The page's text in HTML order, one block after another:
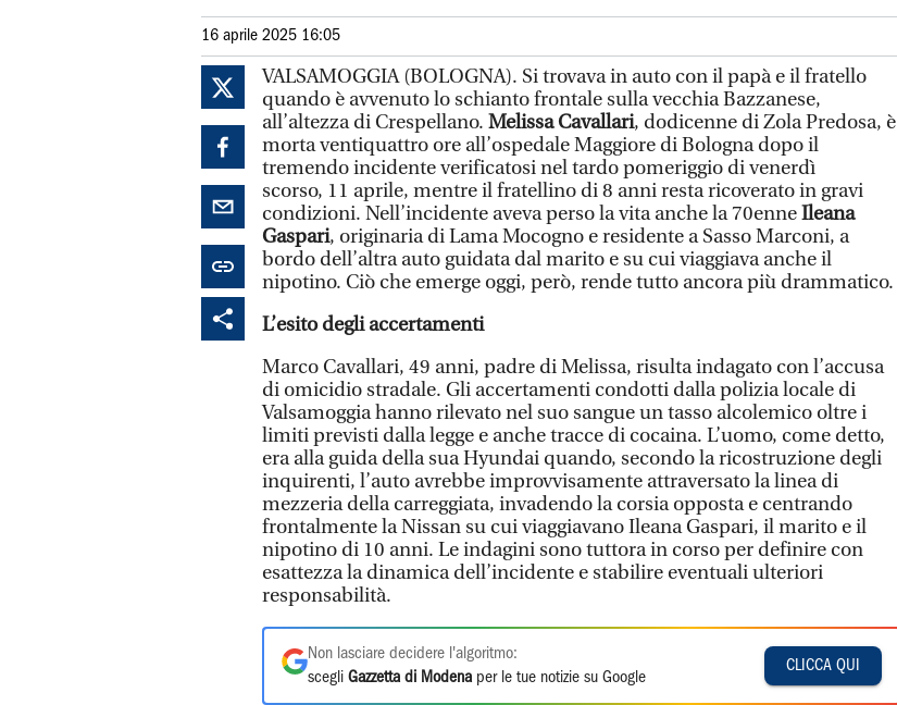
16 aprile 2025 16:05
VALSAMOGGIA (BOLOGNA). Si trovava in auto con il papà e il fratello
quando è avvenuto lo schianto frontale sulla vecchia Bazzanese,
all’altezza di Crespellano. Melissa Cavallari, dodicenne di Zola Predosa, è
morta ventiquattro ore all’ospedale Maggiore di Bologna dopo il
tremendo incidente verificatosi nel tardo pomeriggio di venerdì
scorso, 11 aprile, mentre il fratellino di 8 anni resta ricoverato in gravi
condizioni. Nell’incidente aveva perso la vita anche la 70enneIleana
Gaspari, originaria di Lama Mocogno e residente a Sasso Marconi, a
bordo dell’altra auto guidata dal marito e su cui viaggiava anche il
nipotino. Ciò che emerge oggi, però, rende tutto ancora più drammatico.
L’esito degli accertamenti
Marco Cavallari, 49 anni, padre di Melissa, risulta indagato con l’accusa
di omicidio stradale. Gli accertamenti condotti dalla polizia locale di
Valsamoggia hanno rilevato nel suo sangue un tasso alcolemico oltre i
limiti previsti dalla legge e anche tracce di cocaina. L’uomo, come detto,
era alla guida della sua Hyundai quando, secondo la ricostruzione degli
inquirenti, l’auto avrebbe improvvisamente attraversato la linea di
mezzeria della carreggiata, invadendo la corsia opposta e centrando
frontalmente la Nissan su cui viaggiavano Ileana Gaspari, il marito e il
nipotino di 10 anni. Le indagini sono tuttora in corso per definire con
esattezza la dinamica dell’incidente e stabilire eventuali ulteriori
responsabilità.
Non lasciare decidere l'algoritmo:
scegli Gazzetta di Modena per le tue notizie su Google
CLICCA QUI